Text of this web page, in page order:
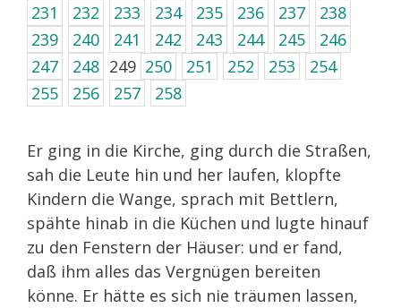
231
232 233 234 235 236 237
238
239
240 241 242 243 244 245
246
247
248 249 250 251 252 253
254
255
256 257 258
Er ging in die Kirche, ging durch die Straßen,
sah die Leute hin und her laufen, klopfte
Kindern die Wange, sprach mit Bettlern,
spähte hinab in die Küchen und lugte hinauf
zu den Fenstern der Häuser: und er fand,
daß ihm alles das Vergnügen bereiten
könne. Er hätte es sich nie träumen lassen,